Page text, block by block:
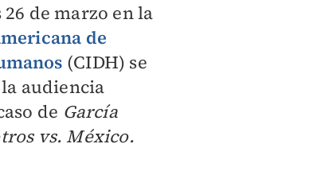
de marzo en la
de
(CIDH) se
audiencia
de García
vs. México.